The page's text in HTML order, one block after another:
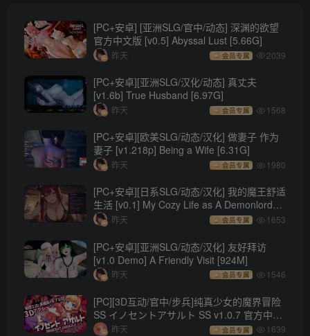
[PC+安卓] [亚洲SLG/官中/动态] 深渊的欲望
官方中文版 [v0.5] Abyssal Lust [5.66G]
昨天 会员专属 2039
[PC+安卓][亚洲SLG/汉化/动态] 真丈夫
[v1.6b] True Husband [6.97G]
昨天 会员专属 1568
[PC+安卓][欧美SLG/动态/汉化] 做妻子 作为
妻子 [v1.218p] Being a Wife [6.31G]
昨天 会员专属 1980
[PC+安卓][日系SLG/动态/汉化] 我的魔王舒适
生活 [v0.1] My Cozy Life as A Demonlord
[418M]
昨天 会员专属 1653
[PC+安卓][亚洲SLG/动态/汉化] 友好拜访
[v1.0 Demo] A Friendly Visit [924M]
昨天 会员专属 1546
[PC][3D互动/官中/步兵]纯真少女的魔界冒险
SS イノセントアサルト SS v1.0.7 官方中文
步兵版[2.86G/CV]
昨天 会员专属 1639